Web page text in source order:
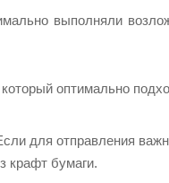
выполняли
оптимально
для отправления
крафт бумаги.